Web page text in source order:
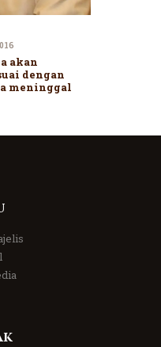
akan
dengan
meninggal